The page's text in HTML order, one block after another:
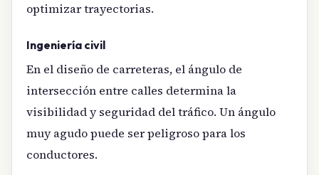
optimizar trayectorias.
Ingeniería civil
En el diseño de carreteras, el ángulo de
intersección entre calles determina la
visibilidad y seguridad del tráfico. Un ángulo
muy agudo puede ser peligroso para los
conductores.